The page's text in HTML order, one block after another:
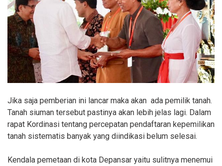
Jika saja pemberian ini lancar maka akan ada pemilik tanah.
Tanah siuman tersebut pastinya akan lebih jelas lagi. Dalam
rapat Kordinasi tentang percepatan pendaftaran kepemilikan
tanah sistematis banyak yang diindikasi belum selesai.
Kendala pemetaan di kota Depansar yaitu sulitnya menemui